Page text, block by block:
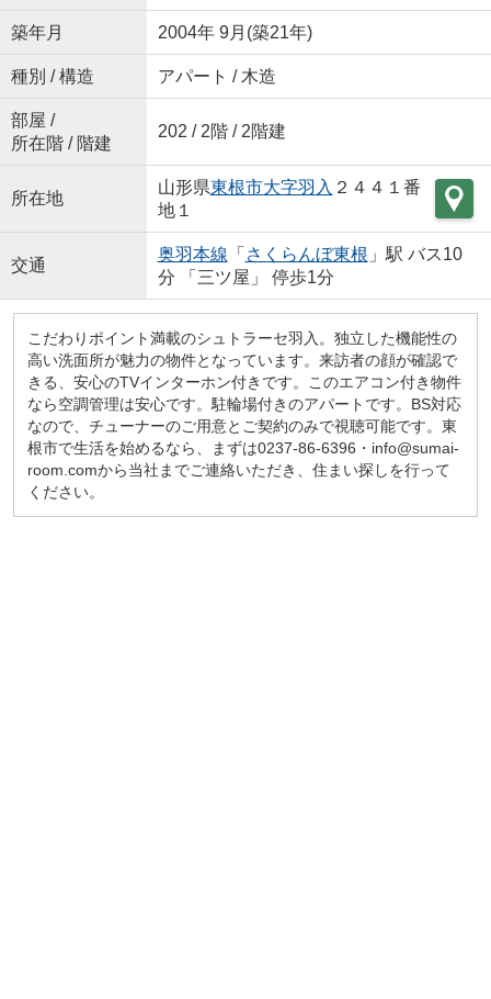
築年月 2004年 9月(築21年)
種別 / 構造 アパート / 木造
部屋 /
所在階 / 階建
202 / 2階 / 2階建
所在地
山形県東根市大字羽入 ２４４１番
地１
交通
奥羽本線 「 さくらんぼ東根 」駅 バス10
分 「三ツ屋」 停歩1分
こだわりポイント満載のシュトラーセ羽入。独立した機能性の
高い洗面所が魅力の物件となっています。来訪者の顔が確認で
きる、安心のTVインターホン付きです。このエアコン付き物件
なら空調管理は安心です。駐輪場付きのアパートです。BS対応
なので、チューナーのご用意とご契約のみで視聴可能です。東
根市で生活を始めるなら、まずは0237-86-6396・info@sumai-
room.comから当社までご連絡いただき、住まい探しを行って
ください。